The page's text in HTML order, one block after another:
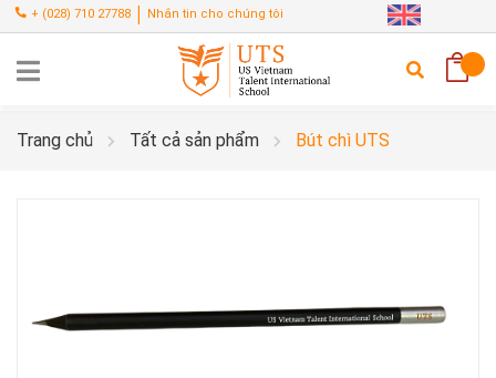
+ (028) 710 27788 | Nhắn tin cho chúng tôi
Trang chủ Tất cả sản phẩm Bút chì UTS